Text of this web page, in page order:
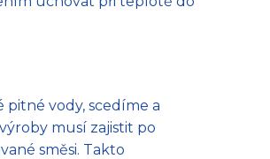
pitné vody, scedíme a
musí zajistit po
směsi. Takto